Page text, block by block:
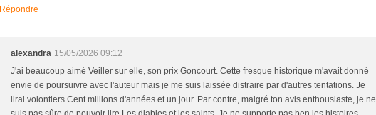
Répondre
alexandra 15/05/2026 09:12
J'ai beaucoup aimé Veiller sur elle, son prix Goncourt. Cette fresque historique m'avait donné
envie de poursuivre avec l'auteur mais je me suis laissée distraire par d'autres tentations. Je
lirai volontiers Cent millions d'années et un jour. Par contre, malgré ton avis enthousiaste, je ne